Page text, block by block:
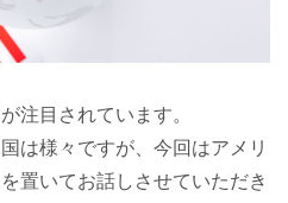
注目されています。
は様々ですが、今回はアメリ
置いてお話しさせていただき